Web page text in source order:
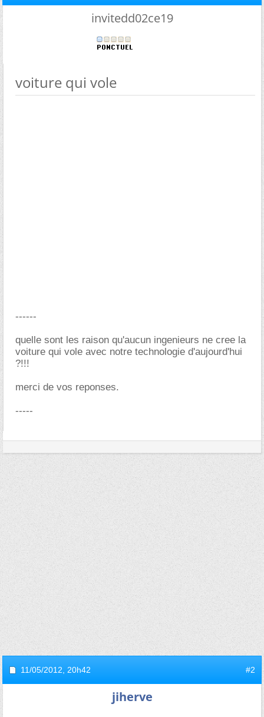
invitedd02ce19
voiture qui vole
------
quelle sont les raison qu'aucun ingenieurs ne cree la
voiture qui vole avec notre technologie d'aujourd'hui
?!!!
merci de vos reponses.
-----
11/05/2012, 20h42 #2
jiherve